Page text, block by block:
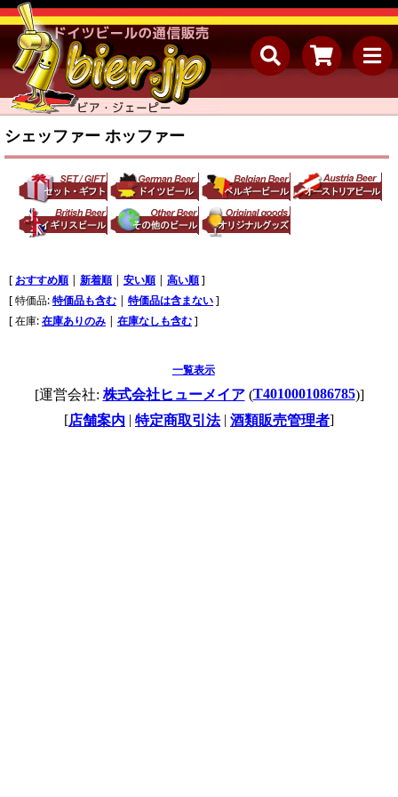
シェッファー ホッファー
[ おすすめ順 | 新着順 | 安い順 | 高い順]
[ 特価品:特価品も含む | 特価品は含まない]
[ 在庫:在庫ありのみ | 在庫なしも含む]
一覧表示
[運営会社: 株式会社ヒューメイア(T4010001086785)]
[店舗案内 | 特定商取引法| 酒類販売管理者]